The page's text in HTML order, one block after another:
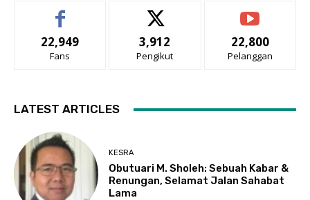
22,949
Fans
3,912
Pengikut
22,800
Pelanggan
LATEST ARTICLES
KESRA
Obutuari M. Sholeh: Sebuah Kabar &
Renungan, Selamat Jalan Sahabat
Lama